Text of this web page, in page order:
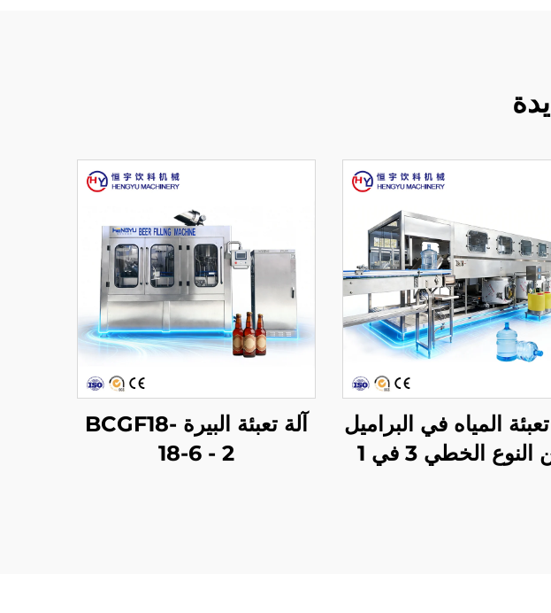
تعبئة المياه في البراميل
من النوع الخطي 3 في 1
آلة تعبئة البيرة BCGF18-
18-6 - 2